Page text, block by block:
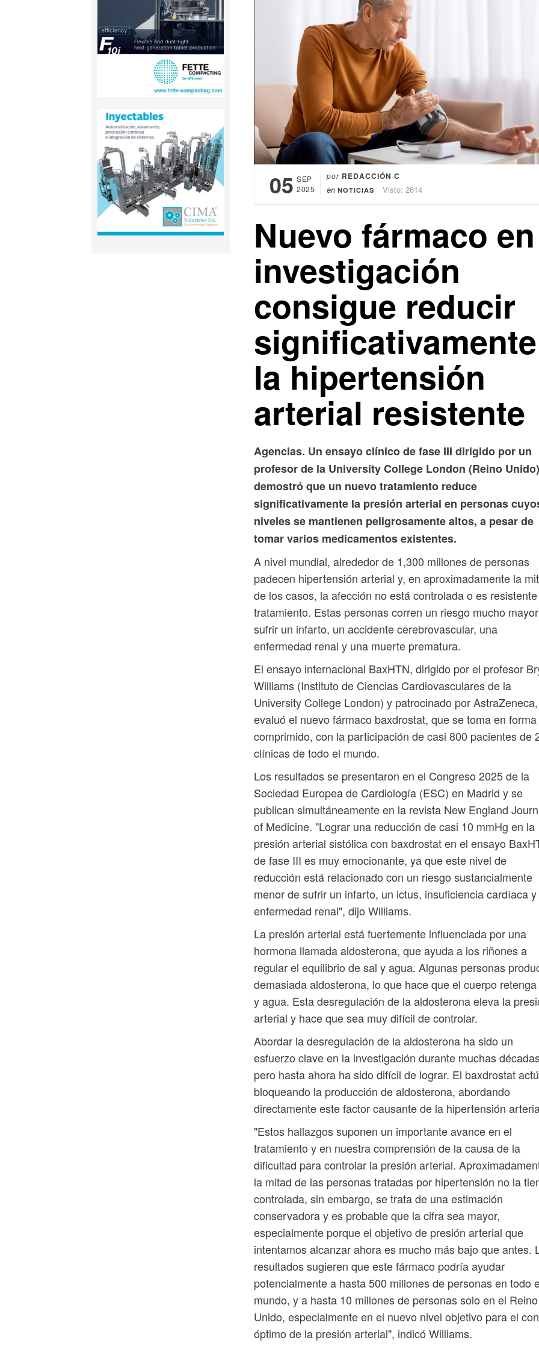
05 SEP
2025
por REDACCIÓN C
en NOTICIAS Visto: 2614
Nuevo fármaco en
investigación
consigue reducir
significativamente
la hipertensión
arterial resistente
Agencias. Un ensayo clínico de fase III dirigido por un
profesor de la University College London (Reino Unido)
demostró que un nuevo tratamiento reduce
significativamente la presión arterial en personas
niveles se mantienen peligrosamente altos, a pesar de
tomar varios medicamentos existentes.
A nivel mundial, alrededor de 1,300 millones de personas
padecen hipertensión arterial y, en aproximadamente la
de los casos, la afección no está controlada o es
tratamiento. Estas personas corren un riesgo mucho
sufrir un infarto, un accidente cerebrovascular, una
enfermedad renal y una muerte prematura.
El ensayo internacional BaxHTN, dirigido por el profesor
Williams (Instituto de Ciencias Cardiovasculares de la
University College London) y patrocinado por AstraZeneca,
evaluó el nuevo fármaco baxdrostat, que se toma en
comprimido, con la participación de casi 800 pacientes de
clínicas de todo el mundo.
Los resultados se presentaron en el Congreso 2025 de la
Sociedad Europea de Cardiología (ESC) en Madrid y se
publican simultáneamente en la revista New England
of Medicine. "Lograr una reducción de casi 10 mmHg en la
presión arterial sistólica con baxdrostat en el ensayo
de fase III es muy emocionante, ya que este nivel de
reducción está relacionado con un riesgo sustancialmente
menor de sufrir un infarto, un ictus, insuficiencia cardíaca y
enfermedad renal", dijo Williams.
La presión arterial está fuertemente influenciada por una
hormona llamada aldosterona, que ayuda a los riñones a
regular el equilibrio de sal y agua. Algunas personas
demasiada aldosterona, lo que hace que el cuerpo
y agua. Esta desregulación de la aldosterona eleva la
arterial y hace que sea muy difícil de controlar.
Abordar la desregulación de la aldosterona ha sido un
esfuerzo clave en la investigación durante muchas
pero hasta ahora ha sido difícil de lograr. El baxdrostat
bloqueando la producción de aldosterona, abordando
directamente este factor causante de la hipertensión
"Estos hallazgos suponen un importante avance en el
tratamiento y en nuestra comprensión de la causa de la
dificultad para controlar la presión arterial.
la mitad de las personas tratadas por hipertensión no la
controlada, sin embargo, se trata de una estimación
conservadora y es probable que la cifra sea mayor,
especialmente porque el objetivo de presión arterial que
intentamos alcanzar ahora es mucho más bajo que antes.
resultados sugieren que este fármaco podría ayudar
potencialmente a hasta 500 millones de personas en todo
mundo, y a hasta 10 millones de personas solo en el Reino
Unido, especialmente en el nuevo nivel objetivo para el
óptimo de la presión arterial", indicó Williams.